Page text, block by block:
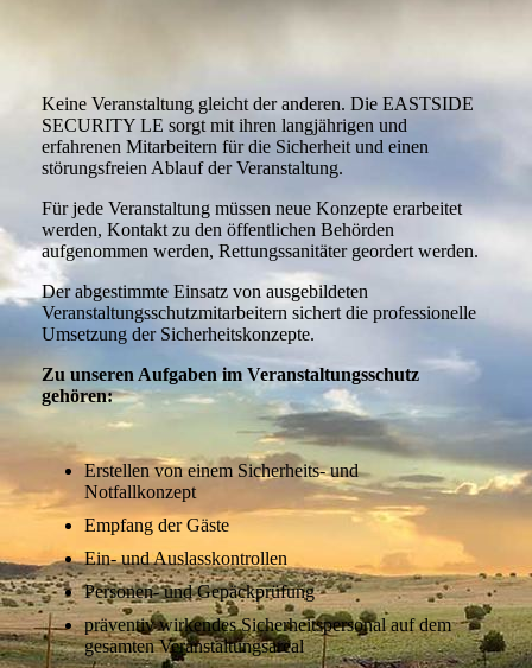
Keine Veranstaltung gleicht der anderen. Die EASTSIDE
SECURITY LE sorgt mit ihren langjährigen und
erfahrenen Mitarbeitern für die Sicherheit und einen
störungsfreien Ablauf der Veranstaltung.
Für jede Veranstaltung müssen neue Konzepte erarbeitet
werden, Kontakt zu den öffentlichen Behörden
aufgenommen werden, Rettungssanitäter geordert werden.
Der abgestimmte Einsatz von ausgebildeten
Veranstaltungsschutzmitarbeitern sichert die professionelle
Umsetzung der Sicherheitskonzepte.
Zu unseren Aufgaben im Veranstaltungsschutz
gehören:
Erstellen von einem Sicherheits- und
Notfallkonzept
Empfang der Gäste
Ein- und Auslasskontrollen
Personen- und Gepäckprüfung
präventiv wirkendes Sicherheitspersonal auf dem
gesamten Veranstaltungsareal